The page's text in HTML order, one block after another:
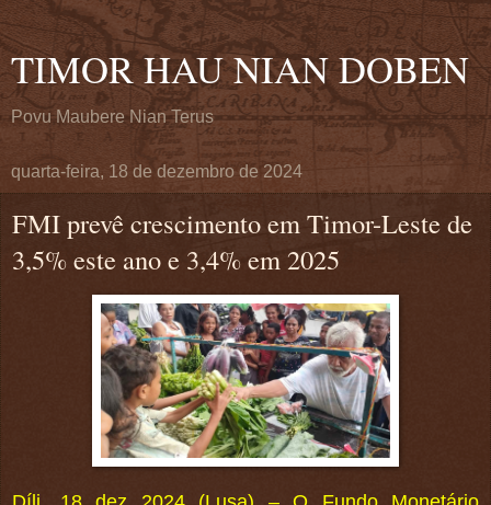
TIMOR HAU NIAN DOBEN
Povu Maubere Nian Terus
quarta-feira, 18 de dezembro de 2024
FMI prevê crescimento em Timor-Leste de
3,5% este ano e 3,4% em 2025